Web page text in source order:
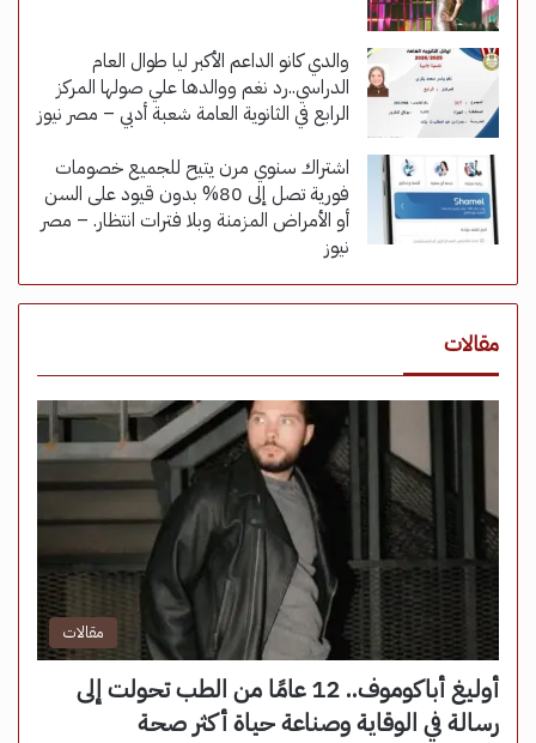
والدي كانو الداعم الأكبر ليا طوال العام
الدراسي..رد نغم ووالدها علي صولها المركز
الرابع في الثانوية العامة شعبة أدبي – مصر نيوز
اشتراك سنوي مرن يتيح للجميع خصومات
فورية تصل إلى 80% بدون قيود على السن
أو الأمراض المزمنة وبلا فترات انتظار. – مصر
نيوز
مقالات
مقالات
أوليغ أباكوموف.. 12 عامًا من الطب تحولت إلى
رسالة في الوقاية وصناعة حياة أكثر صحة